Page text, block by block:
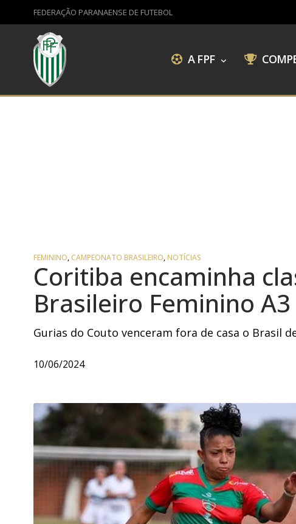
FEDERAÇÃO PARANAENSE DE FUTEBOL
A FPF
FEMININO,CAMPEONATO BRASILEIRO,NOTÍCIAS
Coritiba encaminha
Brasileiro Feminino A3
Gurias do Couto venceram fora de casa o Brasil
10/06/2024